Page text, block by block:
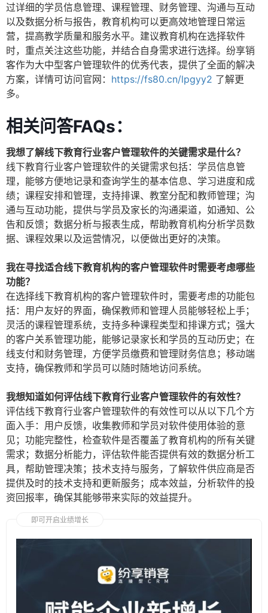
过详细的学员信息管理、课程管理、财务管理、沟通与互动
以及数据分析与报告，教育机构可以更高效地管理日常运
营，提高教学质量和服务水平。建议教育机构在选择软件
时，重点关注这些功能，并结合自身需求进行选择。纷享销
客作为大中型客户管理软件的优秀代表，提供了全面的解决
方案，详情可访问官网： https://fs80.cn/lpgyy2 了解更
多。
相关问答FAQs：
我想了解线下教育行业客户管理软件的关键需求是什么？
线下教育行业客户管理软件的关键需求包括：学员信息管
理，能够方便地记录和查询学生的基本信息、学习进度和成
绩；课程安排和管理，支持排课、教室分配和教师管理；沟
通与互动功能，提供与学员及家长的沟通渠道，如通知、公
告和反馈；数据分析与报表生成，帮助教育机构分析学员数
据、课程效果以及运营情况，以便做出更好的决策。
我在寻找适合线下教育机构的客户管理软件时需要考虑哪些
功能？
在选择线下教育机构的客户管理软件时，需要考虑的功能包
括：用户友好的界面，确保教师和管理人员能够轻松上手；
灵活的课程管理系统，支持多种课程类型和排课方式；强大
的客户关系管理功能，能够记录家长和学员的互动历史；在
线支付和财务管理，方便学员缴费和管理财务信息；移动端
支持，确保教师和学员可以随时随地访问系统。
我想知道如何评估线下教育行业客户管理软件的有效性？
评估线下教育行业客户管理软件的有效性可以从以下几个方
面入手：用户反馈，收集教师和学员对软件使用体验的意
见；功能完整性，检查软件是否覆盖了教育机构的所有关键
需求；数据分析能力，评估软件能否提供有效的数据分析工
具，帮助管理决策；技术支持与服务，了解软件供应商是否
提供及时的技术支持和更新服务；成本效益，分析软件的投
资回报率，确保其能够带来实际的效益提升。
即可开启业绩增长